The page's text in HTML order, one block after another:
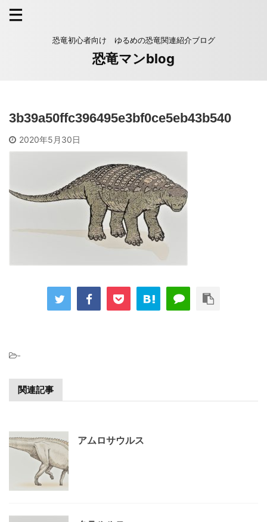
恐竜初心者向け ゆるめの恐竜関連紹介ブログ
恐竜マンblog
3b39a50ffc396495e3bf0ce5eb43b540
2020年5月30日
-
関連記事
アムロサウルス